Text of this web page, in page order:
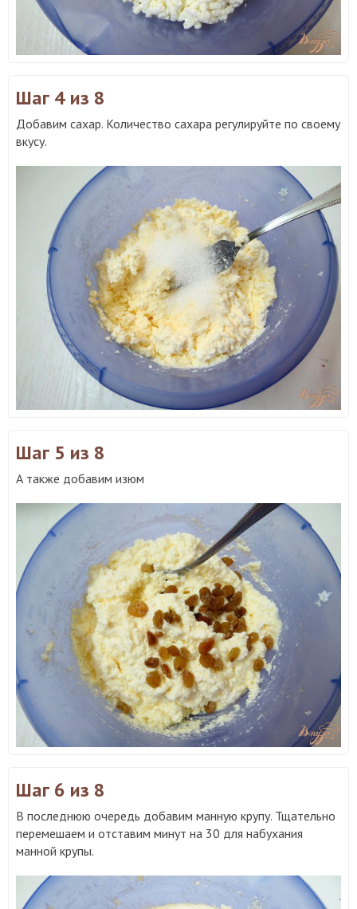
Шаг 4 из 8
Добавим сахар. Количество сахара регулируйте по своему
вкусу.
Шаг 5 из 8
А также добавим изюм
Шаг 6 из 8
В последнюю очередь добавим манную крупу. Тщательно
перемешаем и отставим минут на 30 для набухания
манной крупы.